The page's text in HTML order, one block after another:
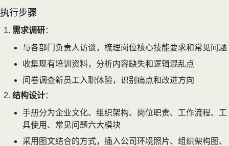
执行步骤
需求调研：
与各部门负责人访谈，梳理岗位核心技能要求和常见问题
收集现有培训资料，分析内容缺失和逻辑混乱点
问卷调查新员工入职体验，识别痛点和改进方向
结构设计：
手册分为企业文化、组织架构、岗位职责、工作流程、工
具使用、常见问题六大模块
采用图文结合的方式，插入公司环境照片、组织架构图、